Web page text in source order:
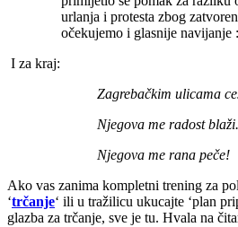
urlanja i protesta zbog
očekujemo i glasnije navijanje
I za kraj:
Zagrebačkim ulicama
Njegova me radost blaži.
Njegova me rana peče!
Ako vas zanima kompletni trening za
‘trčanje‘ ili u tražilicu ukucajte ‘plan
glazba za trčanje, sve je tu. Hvala na